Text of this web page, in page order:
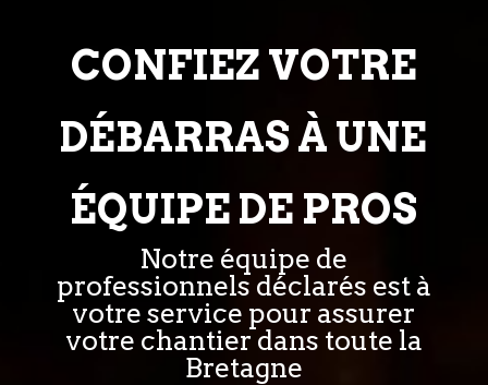
CONFIEZ VOTRE
DÉBARRAS À UNE
ÉQUIPE DE PROS
Notre équipe de
professionnels déclarés est à
votre service pour assurer
votre chantier dans toute la
Bretagne